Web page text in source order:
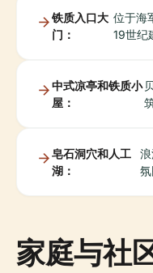
铁质入口大
门：
位于海
19世纪
中式凉亭和铁质小
屋：
皂石洞穴和人工
湖：
氛
家庭与社